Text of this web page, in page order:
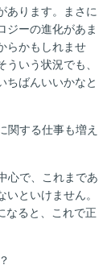
あります。まさに
ジーの進化があま
らかもしれませ
いう状況でも、
ちばんいいかなと
関する仕事も増え
心で、これまであ
といけません。
なると、これで正